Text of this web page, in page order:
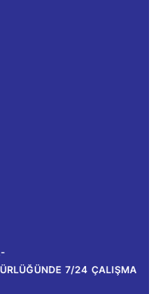
-
7/24 ÇALIŞMA